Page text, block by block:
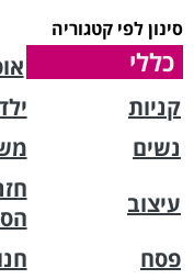
סינון לפי קטגוריה
כללי
קניות
נשים
עיצוב
פסח